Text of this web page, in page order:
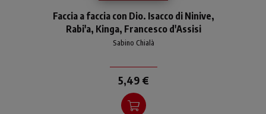
"voce dello Spirito", pur nella
diversità di tradizione
religiosa o fede, di epoca o
Faccia a faccia con Dio. Isacco di Ninive,
Rabi'a, Kinga, Francesco d'Assisi
Sabino Chialà
5,49 €